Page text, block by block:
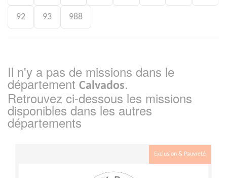
92 93 988
Il n'y a pas de missions dans le
département Calvados.
Retrouvez ci-dessous les missions
disponibles dans les autres
départements
Exclusion & Pauvreté